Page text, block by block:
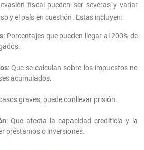
fiscal pueden ser severas y variar
y el país en cuestión. Estas incluyen:
: Porcentajes que pueden llegar al 200% de
: Que se calculan sobre los impuestos no
acumulados.
graves, puede conllevar prisión.
: Que afecta la capacidad crediticia y la
préstamos o inversiones.